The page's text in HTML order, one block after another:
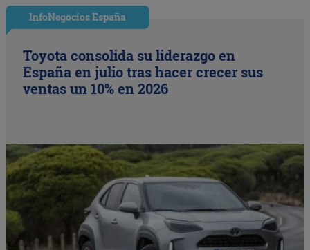
InfoNegocios España
Toyota consolida su liderazgo en
España en julio tras hacer crecer sus
ventas un 10% en 2026